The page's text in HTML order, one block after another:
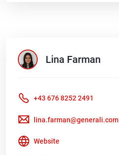
Lina Farman
+43 676 8252 2491
lina.farman@generali.com
Website